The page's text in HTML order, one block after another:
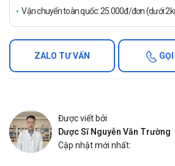
Vận chuyển toàn quốc: 25.000đ/đơn (dưới
ZALO TƯ VẤN
Được viết bởi
Dược Sĩ Nguyễn Văn Trường
Cập nhật mới nhất: